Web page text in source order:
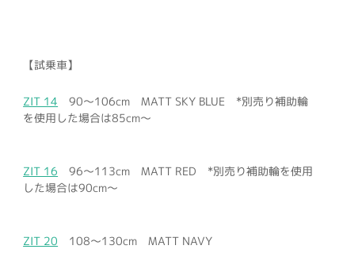
【試乗車】
ZIT 14 90～106cm MATT SKY BLUE *別売り補助輪
を使用した場合は85cm～
ZIT 16 96～113cm MATT RED *別売り補助輪を使用
した場合は90cm～
ZIT 20 108～130cm MATT NAVY